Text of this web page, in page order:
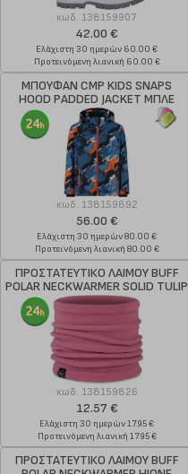
κωδ. 138159907
42.00 €
Ελάχιστη 30 ημερών 60.00 €
Προτεινόμενη λιανική 60.00 €
ΜΠΟΥΦΑΝ CMP KIDS SNAPS
HOOD PADDED JACKET ΜΠΛΕ
κωδ. 138159892
56.00 €
Ελάχιστη 30 ημερών 80.00 €
Προτεινόμενη λιανική 80.00 €
ΠΡΟΣΤΑΤΕΥΤΙΚΟ ΛΑΙΜΟΥ BUFF
POLAR NECKWARMER SOLID TULIP
ΡΟΖ
κωδ. 138159826
12.57 €
Ελάχιστη 30 ημερών 17.95 €
Προτεινόμενη λιανική 17.95 €
ΠΡΟΣΤΑΤΕΥΤΙΚΟ ΛΑΙΜΟΥ BUFF